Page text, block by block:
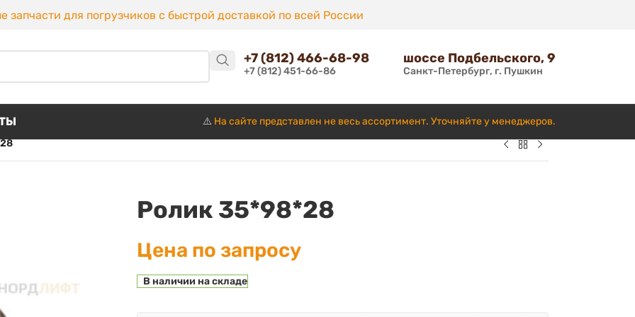
запчасти для погрузчиков с быстрой доставкой по всей России
+7 (812) 466-68-98
+7 (812) 451-66-86
шоссе Подбельского, 9
Санкт-Петербург, г. Пушкин
⚠️ На сайте представлен не весь ассортимент. Уточняйте у менеджеров.
Ролик 35*98*28
Цена по запросу
В наличии на складе